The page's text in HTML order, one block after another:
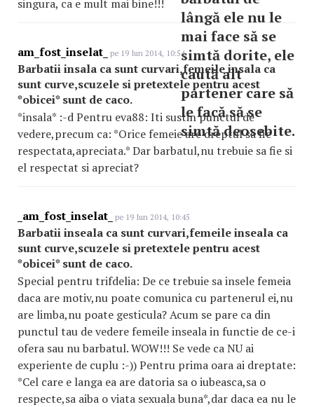
lângă ele nu le
mai face să se
simtă dorite, ele
caută alt
partener care să
le facă să se
simtă deosebite.
singura, ca e mult mai bine!!!
am_fost_inselat_ pe 19 Iun 2014, 10:54
Barbatii insala ca sunt curvari,femeile insala ca
sunt curve,scuzele si pretextele pentru acest
*obicei* sunt de caco.
*insala* :-d Pentru eva88: Iti sustin punctul de
vedere,precum ca: *Orice femeie are dreptul sa fie
respectata,apreciata.* Dar barbatul,nu trebuie sa fie si
el respectat si apreciat?
_am_fost_inselat_ pe 19 Iun 2014, 10:45
Barbatii inseala ca sunt curvari,femeile inseala ca
sunt curve,scuzele si pretextele pentru acest
*obicei* sunt de caco.
Special pentru trifdelia: De ce trebuie sa insele femeia
daca are motiv,nu poate comunica cu partenerul ei,nu
are limba,nu poate gesticula? Acum se pare ca din
punctul tau de vedere femeile inseala in functie de ce-i
ofera sau nu barbatul. WOW!!! Se vede ca NU ai
experiente de cuplu :-)) Pentru prima oara ai dreptate:
*Cel care e langa ea are datoria sa o iubeasca,sa o
respecte,sa aiba o viata sexuala buna*,dar daca ea nu le